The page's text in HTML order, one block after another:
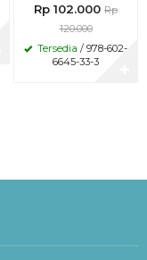
Rp 102.000 Rp
120.000
Tersedia / 978-602-
6645-33-3